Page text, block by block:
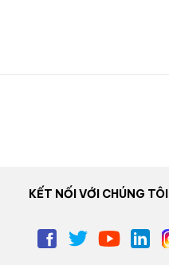
KẾT NỐI VỚI CHÚNG TÔI